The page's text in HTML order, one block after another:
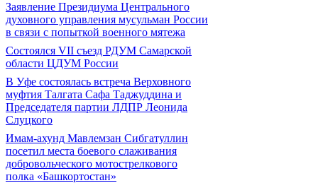
Заявление Президиума Центрального
духовного управления мусульман России
в связи с попыткой военного мятежа
Состоялся VII съезд РДУМ Самарской
области ЦДУМ России
В Уфе состоялась встреча Верховного
муфтия Талгата Сафа Таджуддина и
Председателя партии ЛДПР Леонида
Слуцкого
Имам-ахунд Мавлемзан Сибгатуллин
посетил места боевого слаживания
добровольческого мотострелкового
полка «Башкортостан»